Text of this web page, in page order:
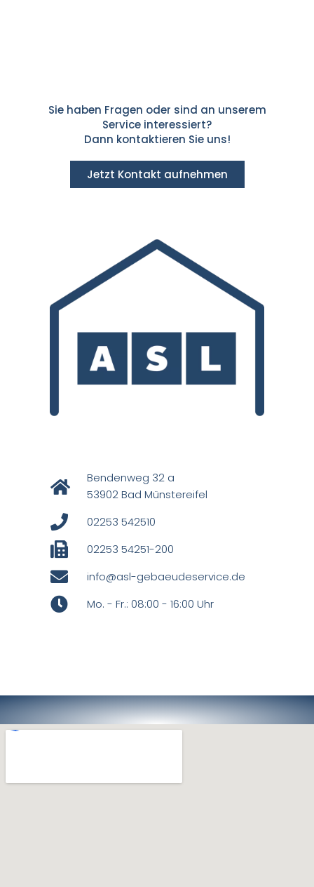
Sie haben Fragen oder sind an unserem
Service interessiert?
Dann kontaktieren Sie uns!
Jetzt Kontakt aufnehmen
Bendenweg 32 a
53902 Bad Münstereifel
02253 542510
02253 54251-200
info@asl-gebaeudeservice.de
Mo. - Fr.: 08:00 - 16:00 Uhr